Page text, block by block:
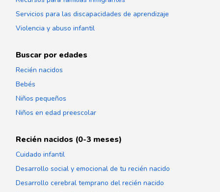
Servicios para las discapacidades de aprendizaje
Violencia y abuso infantil
Buscar por edades
Recién nacidos
Bebés
Niños pequeños
Niños en edad preescolar
Recién nacidos (0-3 meses)
Cuidado infantil
Desarrollo social y emocional de tu recién nacido
Desarrollo cerebral temprano del recién nacido